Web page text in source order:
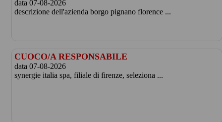
data 07-08-2026
descrizione dell'azienda borgo pignano florence ...
CUOCO/A RESPONSABILE
data 07-08-2026
synergie italia spa, filiale di firenze, seleziona ...